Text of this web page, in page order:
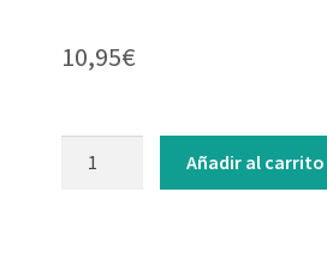
10,95€
Añadir al carrito